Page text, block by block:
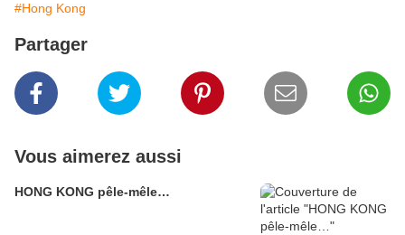
#Hong Kong
Partager
Vous aimerez aussi
HONG KONG pêle-mêle…